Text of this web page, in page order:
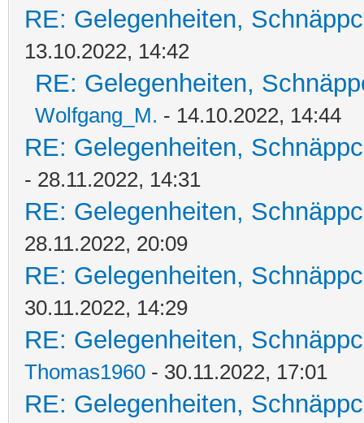
RE: Gelegenheiten,
13.10.2022, 14:42
RE: Gelegenheiten,
Wolfgang_M. - 14.10.2022, 14:44
RE: Gelegenheiten,
- 28.11.2022, 14:31
RE: Gelegenheiten,
28.11.2022, 20:09
RE: Gelegenheiten,
30.11.2022, 14:29
RE: Gelegenheiten,
Thomas1960 - 30.11.2022, 17:01
RE: Gelegenheiten,